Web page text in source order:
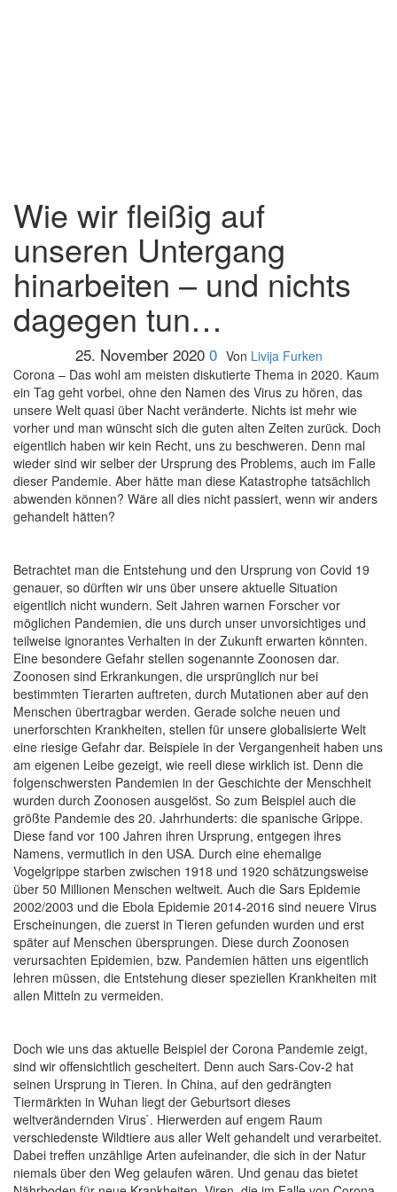
Wie wir fleißig auf
unseren Untergang
hinarbeiten – und nichts
dagegen tun…
25. November 2020 0 Von Livija Furken
Corona – Das wohl am meisten diskutierte Thema in 2020. Kaum
ein Tag geht vorbei, ohne den Namen des Virus zu hören, das
unsere Welt quasi über Nacht veränderte. Nichts ist mehr wie
vorher und man wünscht sich die guten alten Zeiten zurück. Doch
eigentlich haben wir kein Recht, uns zu beschweren. Denn mal
wieder sind wir selber der Ursprung des Problems, auch im Falle
dieser Pandemie. Aber hätte man diese Katastrophe tatsächlich
abwenden können? Wäre all dies nicht passiert, wenn wir anders
gehandelt hätten?
Betrachtet man die Entstehung und den Ursprung von Covid 19
genauer, so dürften wir uns über unsere aktuelle Situation
eigentlich nicht wundern. Seit Jahren warnen Forscher vor
möglichen Pandemien, die uns durch unser unvorsichtiges und
teilweise ignorantes Verhalten in der Zukunft erwarten könnten.
Eine besondere Gefahr stellen sogenannte Zoonosen dar.
Zoonosen sind Erkrankungen, die ursprünglich nur bei
bestimmten Tierarten auftreten, durch Mutationen aber auf den
Menschen übertragbar werden. Gerade solche neuen und
unerforschten Krankheiten, stellen für unsere globalisierte Welt
eine riesige Gefahr dar. Beispiele in der Vergangenheit haben uns
am eigenen Leibe gezeigt, wie reell diese wirklich ist. Denn die
folgenschwersten Pandemien in der Geschichte der Menschheit
wurden durch Zoonosen ausgelöst. So zum Beispiel auch die
größte Pandemie des 20. Jahrhunderts: die spanische Grippe.
Diese fand vor 100 Jahren ihren Ursprung, entgegen ihres
Namens, vermutlich in den USA. Durch eine ehemalige
Vogelgrippe starben zwischen 1918 und 1920 schätzungsweise
über 50 Millionen Menschen weltweit. Auch die Sars Epidemie
2002/2003 und die Ebola Epidemie 2014-2016 sind neuere Virus
Erscheinungen, die zuerst in Tieren gefunden wurden und erst
später auf Menschen übersprungen. Diese durch Zoonosen
verursachten Epidemien, bzw. Pandemien hätten uns eigentlich
lehren müssen, die Entstehung dieser speziellen Krankheiten mit
allen Mitteln zu vermeiden.
Doch wie uns das aktuelle Beispiel der Corona Pandemie zeigt,
sind wir offensichtlich gescheitert. Denn auch Sars-Cov-2 hat
seinen Ursprung in Tieren. In China, auf den gedrängten
Tiermärkten in Wuhan liegt der Geburtsort dieses
weltverändernden Virus ́. Hierwerden auf engem Raum
verschiedenste Wildtiere aus aller Welt gehandelt und verarbeitet.
Dabei treffen unzählige Arten aufeinander, die sich in der Natur
niemals über den Weg gelaufen wären. Und genau das bietet